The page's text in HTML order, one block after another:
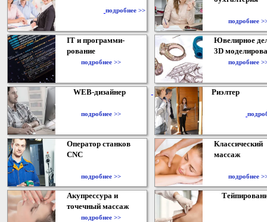
подробнее >>
подробнее
IT и программи-
рование
подробнее >>
Ювелирное
3D
подробнее
WEB-дизайнер
подробнее >>
Риэлтер
Оператор станков
CNC
подробнее >>
Классический
массаж
подробнее
Акупрессура и
точечный массаж
подробнее >>